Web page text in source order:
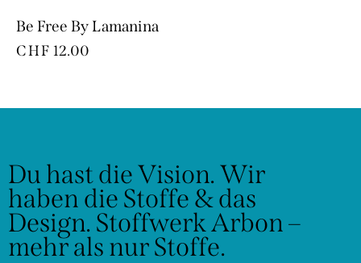
Be Free By Lamanina
CHF 12.00
Du hast die Vision.Wir
haben die Stoffe & das
Design. Stoffwerk Arbon –
mehr als nur Stoffe.